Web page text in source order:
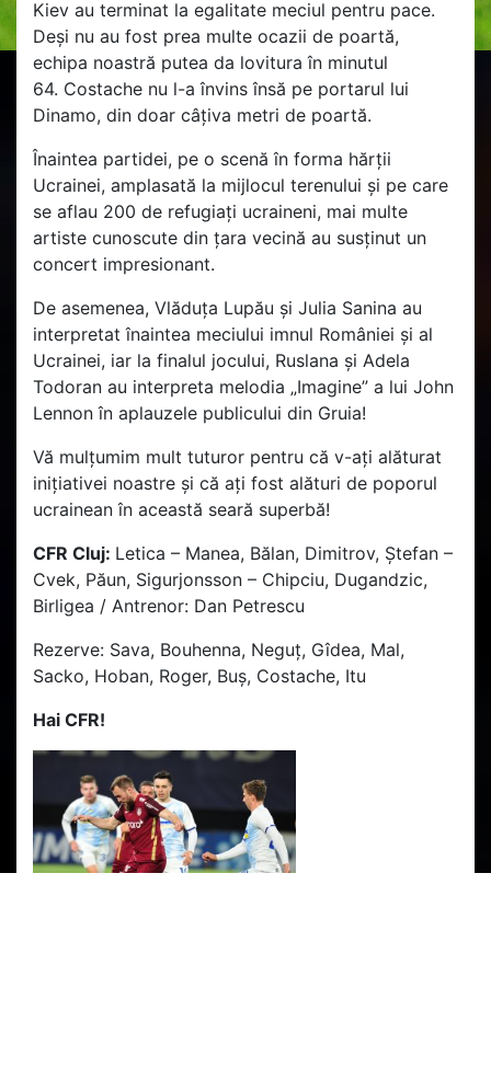
Kiev au terminat la egalitate meciul pentru pace.
Deși nu au fost prea multe ocazii de poartă,
echipa noastră putea da lovitura în minutul
64. Costache nu l-a învins însă pe portarul lui
Dinamo, din doar câțiva metri de poartă.
Înaintea partidei, pe o scenă în forma hărţii
Ucrainei, amplasată la mijlocul terenului şi pe care
se aflau 200 de refugiaţi ucraineni, mai multe
artiste cunoscute din ţara vecină au susținut un
concert impresionant.
De asemenea, Vlăduța Lupău și Julia Sanina au
interpretat înaintea meciului imnul României și al
Ucrainei, iar la finalul jocului, Ruslana şi Adela
Todoran au interpreta melodia „Imagine” a lui John
Lennon în aplauzele publicului din Gruia!
Vă mulțumim mult tuturor pentru că v-ați alăturat
inițiativei noastre și că ați fost alături de poporul
ucrainean în această seară superbă!
CFR Cluj: Letica – Manea, Bălan, Dimitrov, Ştefan –
Cvek, Păun, Sigurjonsson – Chipciu, Dugandzic,
Birligea / Antrenor: Dan Petrescu
Rezerve: Sava, Bouhenna, Neguţ, Gîdea, Mal,
Sacko, Hoban, Roger, Buş, Costache, Itu
Hai CFR!